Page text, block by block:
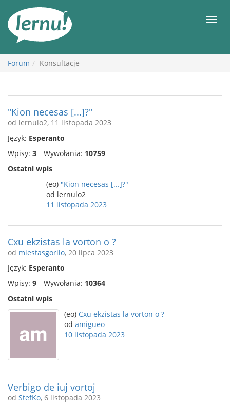
Forum Konsultacje
"Kion necesas [...]?"
od lernulo2, 11 listopada 2023
Język: Esperanto
Wpisy: 3 Wywołania: 10759
Ostatni wpis
(eo) "Kion necesas [...]?"
od lernulo2
11 listopada 2023
Cxu ekzistas la vorton o ?
od miestasgorilo, 20 lipca 2023
Język: Esperanto
Wpisy: 9 Wywołania: 10364
Ostatni wpis
(eo) Cxu ekzistas la vorton o ?
od amigueo
10 listopada 2023
Verbigo de iuj vortoj
od StefKo, 6 listopada 2023